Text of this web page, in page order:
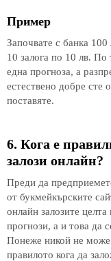
Пример
Започвате с банка 100
10 залога по 10 лв. По
една прогноза, а
естествено добре сте
поставяте.
6. Кога е
залози онлайн?
Преди да
от букмейкърските
онлайн залозите
прогнози, а и това да
Понеже никой не може
правилото кога да